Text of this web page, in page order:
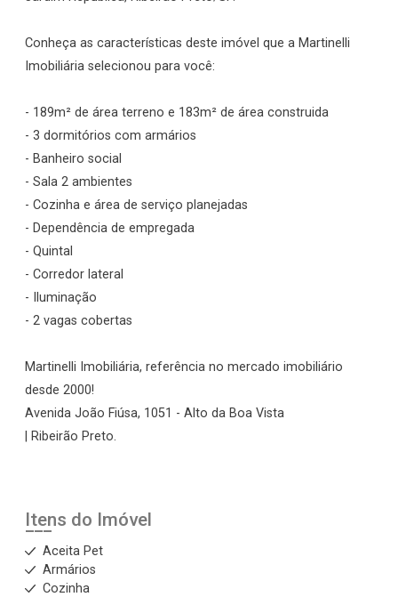
Conheça as características deste imóvel que a Martinelli
Imobiliária selecionou para você:
- 189m² de área terreno e 183m² de área construida
- 3 dormitórios com armários
- Banheiro social
- Sala 2 ambientes
- Cozinha e área de serviço planejadas
- Dependência de empregada
- Quintal
- Corredor lateral
- Iluminação
- 2 vagas cobertas
Martinelli Imobiliária, referência no mercado imobiliário
desde 2000!
Avenida João Fiúsa, 1051 - Alto da Boa Vista
| Ribeirão Preto.
Itens do Imóvel
Aceita Pet
Armários
Cozinha